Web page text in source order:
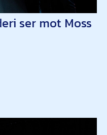
ser mot Moss